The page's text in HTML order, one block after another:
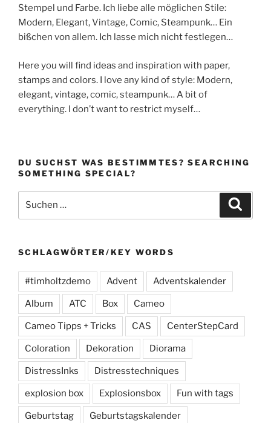
Stempel und Farbe. Ich liebe alle möglichen Stile:
Modern, Elegant, Vintage, Comic, Steampunk… Ein
bißchen von allem. Ich lasse mich nicht festlegen…
Here you will find ideas and inspiration with paper,
stamps and colors. I love any kind of style: Modern,
elegant, vintage, comic, steampunk… A bit of
everything. I don’t want to restrict myself…
DU SUCHST WAS BESTIMMTES? SEARCHING
SOMETHING SPECIAL?
nach:
SCHLAGWÖRTER/KEY WORDS
#timholtzdemo Advent Adventskalender
Album ATC Box Cameo
Cameo Tipps + Tricks CAS CenterStepCard
Coloration Dekoration Diorama
DistressInks Distresstechniques
explosion box Explosionsbox Fun with tags
Geburtstag Geburtstagskalender